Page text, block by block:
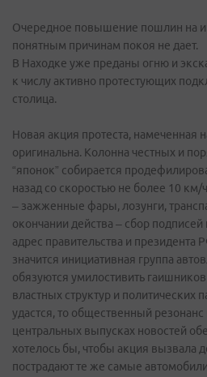
Очередное повышение пошлин на
понятным причинам покоя не дает.
В Находке уже преданы огню и
к числу активно протестующих
столица.
Новая акция протеста, намеченная
оригинальна. Колонна честных и
“японок” собирается
назад со скоростью не более 10 км/
– зажженные фары, лозунги,
окончании действа – сбор
адрес правительства и президента
значится инициативная группа
обязуются умилостивить
властных структур и политических
удастся, то общественный
центральных выпусках новостей
хотелось бы, чтобы акция вызвала
пострадают те же самые